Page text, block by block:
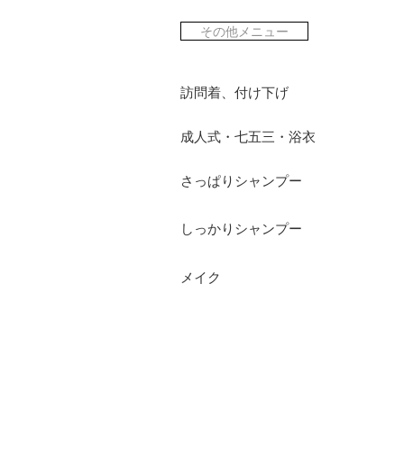
その他メニュー
訪問着、付け下げ
成人式・七五三・浴衣
さっぱりシャンプー
しっかりシャンプー
メイク